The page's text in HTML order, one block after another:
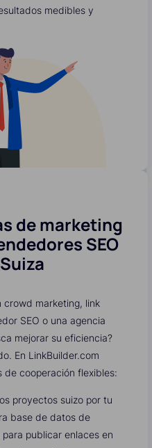
medibles y
de marketing
SEO
crowd marketing, link
SEO o una agencia
mejorar su eficiencia?
En LinkBuilder.com
de cooperación flexibles:
proyectos suizo por tu
base de datos de
publicar enlaces en